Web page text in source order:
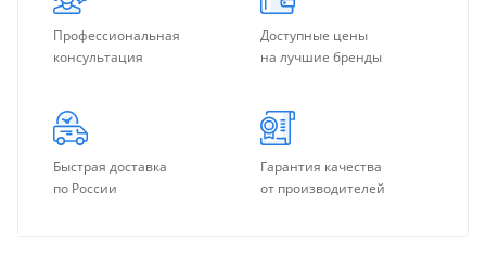
Профессиональная
консультация
Доступные цены
на лучшие бренды
Быстрая доставка
по России
Гарантия качества
от производителей